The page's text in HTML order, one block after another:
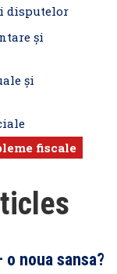
disputelor
şi
şi
fiscale
o noua sansa?